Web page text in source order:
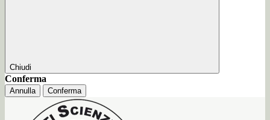
Chiudi
Conferma
Annulla Conferma